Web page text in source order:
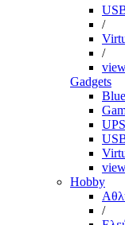
/
/
Gadgets
Hobby
/